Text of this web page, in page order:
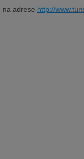
na adrese http://